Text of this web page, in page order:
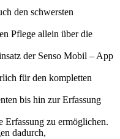
den schwersten
Pflege allein über die
der Senso Mobil – App
für den kompletten
bis hin zur Erfassung
Erfassung zu ermöglichen.
dadurch,